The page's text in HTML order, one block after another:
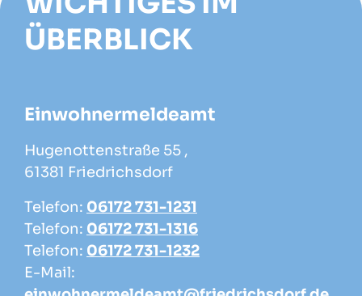
ÜBERBLICK
Einwohnermeldeamt
Hugenottenstraße 55 ,
61381 Friedrichsdorf
Telefon: 06172 731-1231
Telefon: 06172 731-1316
Telefon: 06172 731-1232
E-Mail: